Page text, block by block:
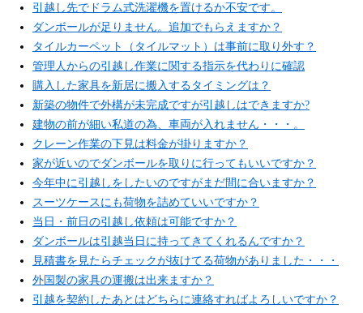
引越し先でドラム式洗濯機を置けるか不安です。
ダンボールが足りません。追加でもらえますか？
タイルカーペット（タイルマット）は事前に取り外す？
管理人からの引越し作業に関する指示を代わりに確認
購入した家具を新居に搬入するタイミングは？
新築の物件で外構が未完成ですが引越しはできますか?
建物の前が細い私道の為、車両が入れません・・・。
クレーン作業の下見は料金が掛りますか？
家が近いのでダンボールを取りに行ってもいいですか？
今年中に引越しをしたいのですがまだ間に合いますか？
スーツケースにも荷物を詰めていいですか？
当日・前日の引越し依頼は可能ですか？
ダンボールは引越当日に持ってきてくれるんですか？
見積書を見たらチェックが抜けてる荷物がありました・・・
外国製の家具の運搬は出来ますか？
引越を契約したあとはどちらに連絡すればよろしいですか？